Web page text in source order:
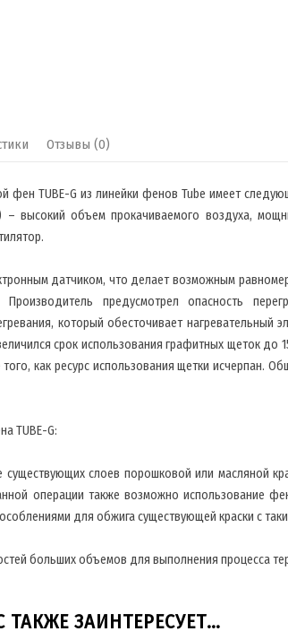
Отзывы (0)
фен TUBE-G из линейки фенов Tube имеет
– высокий объем прокачиваемого воздуха,
датчиком, что делает возможным
Производитель предусмотрел опасность
который обесточивает нагревательный
срок использования графитных щеток
как ресурс использования щетки исчерпан.
TUBE-G:
существующих слоев порошковой или масляной
операции также возможно использование
для обжига существующей краски с
больших объемов для выполнения процесса
ЗАИНТЕРЕСУЕТ…